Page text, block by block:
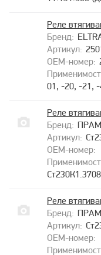
Реле
01, -20, -21,
Реле
Реле